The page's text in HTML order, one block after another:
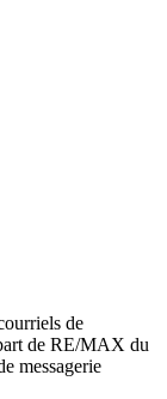
de
de RE/MAX du
messagerie